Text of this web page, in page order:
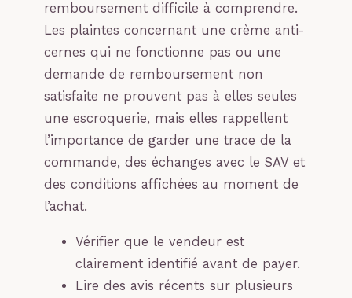
remboursement difficile à comprendre.
Les plaintes concernant une crème anti-
cernes qui ne fonctionne pas ou une
demande de remboursement non
satisfaite ne prouvent pas à elles seules
une escroquerie, mais elles rappellent
l’importance de garder une trace de la
commande, des échanges avec le SAV et
des conditions affichées au moment de
l’achat.
Vérifier que le vendeur est
clairement identifié avant de payer.
Lire des avis récents sur plusieurs